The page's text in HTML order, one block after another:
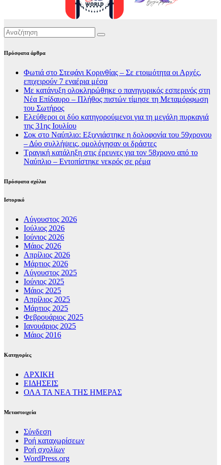
Πρόσφατα άρθρα
Φωτιά στο Στεφάνι Κορινθίας – Σε ετοιμότητα οι Αρχές,
επιχειρούν 7 εναέρια μέσα
Με κατάνυξη ολοκληρώθηκε ο πανηγυρικός εσπερινός στη
Νέα Επίδαυρο – Πλήθος πιστών τίμησε τη Μεταμόρφωση
του Σωτήρος
Ελεύθεροι οι δύο κατηγορούμενοι για τη μεγάλη πυρκαγιά
της 31ης Ιουλίου
Σοκ στο Ναύπλιο: Εξιχνιάστηκε η δολοφονία του 59χρονου
– Δύο συλλήψεις, ομολόγησαν οι δράστες
Τραγική κατάληξη στις έρευνες για τον 58χρονο από το
Ναύπλιο – Εντοπίστηκε νεκρός σε ρέμα
Πρόσφατα σχόλια
Ιστορικό
Αύγουστος 2026
Ιούλιος 2026
Ιούνιος 2026
Μάιος 2026
Απρίλιος 2026
Μάρτιος 2026
Αύγουστος 2025
Ιούνιος 2025
Μάιος 2025
Απρίλιος 2025
Μάρτιος 2025
Φεβρουάριος 2025
Ιανουάριος 2025
Μάιος 2016
Kατηγορίες
ΑΡΧΙΚΗ
ΕΙΔΗΣΕΙΣ
ΟΛΑ ΤΑ ΝΕΑ ΤΗΣ ΗΜΕΡΑΣ
Μεταστοιχεία
Σύνδεση
Ροή καταχωρίσεων
Ροή σχολίων
WordPress.org